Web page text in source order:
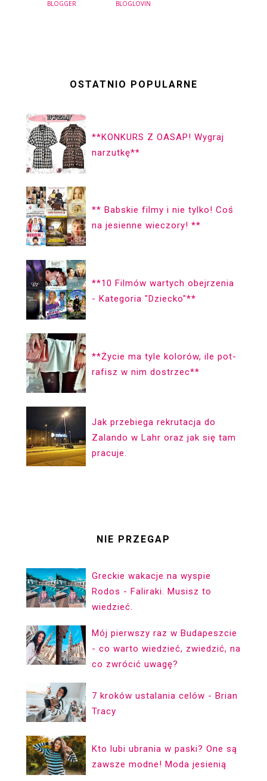
BLOGGER BLOGLOVIN
OSTATNIO POPULARNE
**KONKURS Z OASAP! Wygraj
narzutkę**
** Babskie filmy i nie tylko! Coś
na jesienne wieczory! **
**10 Filmów wartych obejrzenia
- Kategoria "Dziecko"**
**Życie ma ty­le ko­lorów, ile pot­
ra­fisz w nim dostrzec**
Jak przebiega rekrutacja do
Zalando w Lahr oraz jak się tam
pracuje.
NIE PRZEGAP
Greckie wakacje na wyspie
Rodos - Faliraki. Musisz to
wiedzieć.
Mój pierwszy raz w Budapeszcie
- co warto wiedzieć, zwiedzić, na
co zwrócić uwagę?
7 kroków ustalania celów - Brian
Tracy
Kto lubi ubrania w paski? One są
zawsze modne! Moda jesienią